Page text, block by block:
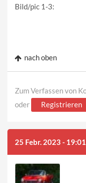
Bild/pic 1-3:
nach oben
Zum Verfassen von
oder
Registrieren
25 Febr. 2023 - 19:01